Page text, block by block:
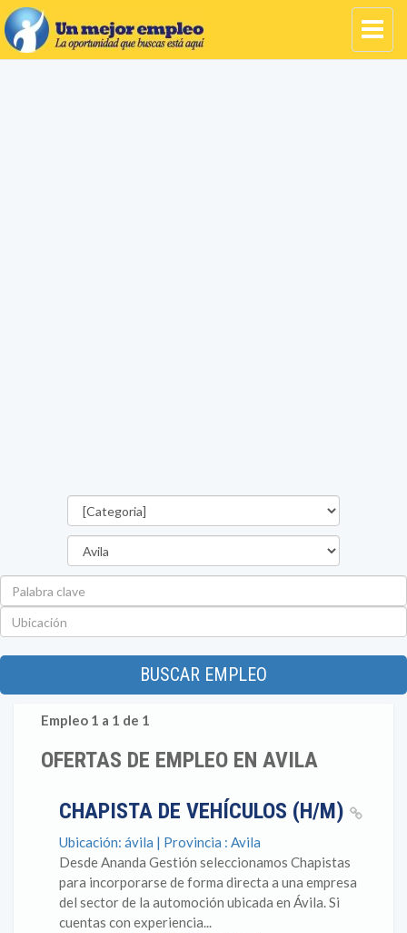
BUSCAR EMPLEO
Empleo 1 a 1 de 1
OFERTAS DE EMPLEO EN AVILA
CHAPISTA DE VEHÍCULOS (H/M)
Ubicación: ávila | Provincia : Avila
Desde Ananda Gestión seleccionamos Chapistas
para incorporarse de forma directa a una empresa
del sector de la automoción ubicada en Ávila. Si
cuentas con experiencia...